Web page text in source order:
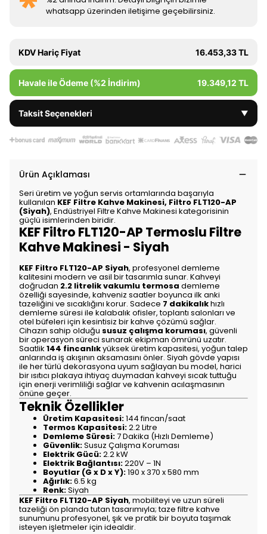
whatsapp üzerinden iletişime geçebilirsiniz.
KDV Hariç Fiyat 16.453,33 TL
Havale ile Ödeme (%2 İndirim) 19.349,12 TL
Taksit Seçenekleri ▼
Ürün Açıklaması
Seri üretim ve yoğun servis ortamlarında başarıyla
kullanılan KEF Filtre Kahve Makinesi, Filtro FLT120-AP
(Siyah), Endüstriyel Filtre Kahve Makinesi kategorisinin
güçlü isimlerinden biridir.
KEF Filtro FLT120-AP Termoslu Filtre
Kahve Makinesi - Siyah
KEF Filtro FLT120-AP Siyah, profesyonel demleme
kalitesini modern ve asil bir tasarımla sunar. Kahveyi
doğrudan 2.2 litrelik vakumlu termosa demleme
özelliği sayesinde, kahveniz saatler boyunca ilk anki
tazeliğini ve sıcaklığını korur. Sadece 7 dakikalıkhızlı
demleme süresi ile kalabalık ofisler, toplantı salonları ve
otel büfeleri için kesintisiz bir kahve çözümü sağlar.
Cihazın sahip olduğu susuz çalışma koruması, güvenli
bir operasyon süreci sunarak ekipman ömrünü uzatır.
Saatlik 144 fincanlıkyüksek üretim kapasitesi, yoğun talep
anlarında iş akışının aksamasını önler. Siyah gövde yapısı
ile her türlü dekorasyona uyum sağlayan bu model, harici
bir ısıtıcı plakaya ihtiyaç duymadan kahveyi sıcak tuttuğu
için enerji verimliliği sağlar ve kahvenin acılaşmasının
önüne geçer.
Teknik Özellikler
Üretim Kapasitesi:144 fincan/saat
Termos Kapasitesi:2.2 Litre
Demleme Süresi:7 Dakika (Hızlı Demleme)
Güvenlik:Susuz Çalışma Koruması
Elektrik Gücü:2.2 kW
Elektrik Bağlantısı:220V – 1N
Boyutlar (G x D x Y):190 x 370 x 580 mm
Ağırlık:6.5 kg
Renk:Siyah
KEF Filtro FLT120-AP Siyah, mobiliteyi ve uzun süreli
tazeliği ön planda tutan tasarımıyla; taze filtre kahve
sunumunu profesyonel, şık ve pratik bir boyuta taşımak
isteyen işletmeler için idealdir.